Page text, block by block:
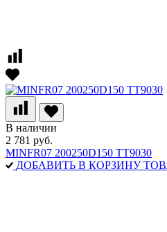
В наличии
2 781 руб.
MINFR07 200250D150 TT9030
ДОБАВИТЬ В КОРЗИНУ